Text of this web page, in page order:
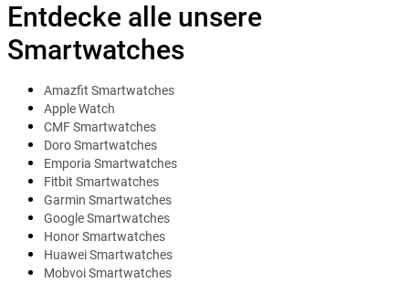
Entdecke alle unsere
Smartwatches
Amazfit Smartwatches
Apple Watch
CMF Smartwatches
Doro Smartwatches
Emporia Smartwatches
Fitbit Smartwatches
Garmin Smartwatches
Google Smartwatches
Honor Smartwatches
Huawei Smartwatches
Mobvoi Smartwatches